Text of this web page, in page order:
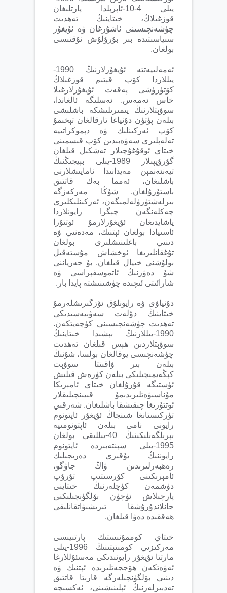
يىلى 4-10-ئاپرېلدا پارتلىغان
قوزغىلاڭ، خىتاينىڭ تەھدىت
چۈشەنچىسىنى ئاشۇرغان ۋە ئۇيغۇر
سىياسىتىدە بىر بۇرۇلۇش نۇقتىسى
بولغان.
ئەمەلىيەتتە ئۇيغۇرلارنىڭ 1990-
يىللاردا كۆپ قېتىم قوزغىلاڭ
كۆتۈرۈشى پەقەت ئۇيغۇرلارغىلا
خاس ئەمەس. ئەسلىگە ئالغاندا،
سوۋېتلارنىڭ يىمىرىلىشكە باشلىشى
بىلەن پۈتۈن دۇنياغا تارقالغان تېخىمۇ
كۆپ ئەركىنلىك ۋە دېموكراتىيە
تەلەپلىرى سەۋەبىدىن كۆپ قىسمىنى
خىتاي ئوقۇغۇچىلار تەشكىل قىلغان
گۇرۇپپىلار 1989-يىلى بېيجىڭنىڭ
تيەنئەنمېن مەيدانىدا نامايىشلارنى
باشلىغان، ئەمما بەك قاتتىق
باستۇرۇلغان. شۇڭا مەركەزگە
بىرلەشتۈرۈلەلمىگەن، ئەركىنلىكلىرى
چەكلەنگەن چېگرا رايونلاردا
ياشايدىغان ئۇيغۇرلارمۇ ئوتتۇرا
ئاسىيادا بولغان ئېتنىك، مەدەنىي ۋە
دىنىي باغلىنىشلىرى بولغان
تۇغقانلىرىغا ئوخشاش مۇستەقىل
بولۇشنى خىيال قىلغان. بۇ جەرياننى
شۇ دەۋرنىڭ ئاتموسفېراسى ۋە
شارائىتى ئىچىدە چۈشىنىشتە پايدا بار.
دۇنياۋى ۋە رايونلۇق ئۆزگىرىشلەرمۇ
خىتاينىڭ دۆلەت سەۋىيەسىدىكى
تەھدىت چۈشەنچىسىنى كۈچەيتكەن.
1990-يىللارنىڭ بېشىدا خىتاينىڭ
سوۋېتلاردىن ھېس قىلغان تەھدىت
چۈشەنچىسى يوقالغان بولسا، شۇنىڭ
بىلەن بىر ۋاقىتتا سوۋېت
كېڭەيمىچىلىكى بىلەن كۈرەش قىلىش
ئۈستىگە قۇرۇلغان خىتاي ئامېرىكا
مۇناسىۋەتلىرىدىمۇ قىيىنچىلىقلار
ئوتتۇرىغا چىقىشقا باشلىغان. شەرقىي
تۈركىستانغا شىنجاڭ ئۇيغۇر ئاپتونوم
رايونى نامى بىلەن ئاپتونومىيە
بېرىلگەنلىكىنىڭ 40-يىللىقى بولغان
1995-يىلى سېنتەبىردە ئاپتونوم
رايوننىڭ يۇقىرى دەرىجىلىك
رەھبەرلىرىدىن ۋاڭ جاۋگو،
ئامېرىكىنى كۆرسىتىپ تۇرۇپ
دۈشمەن كۈچلەرنىڭ خىتاينى
پارچىلاش ئۈچۈن بۆلگۈنچىلىكنى
جانلاندۇرۇشقا تىرىشىۋاتقانلىقى
ھەققىدە دەۋا قىلغان.
خىتاي كوممۇنىستىك پارتىيىسى
مەركىزىي كومىتېتىنىڭ 1996-يىلى
مارتتا ئۇيغۇر رايونىدىكى مەسئۇللارغا
ئەۋەتكەن ھۆججەتلىرىدە ئېتنىك ۋە
دىنىي بۆلگۈنچىلەرگە قارىتا قاتتىق
تەدبىرلەرنىڭ ئېلىنىشىنى، ئەكسىچە